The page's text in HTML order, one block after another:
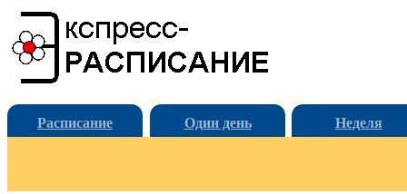
Расписание Один день Неделя